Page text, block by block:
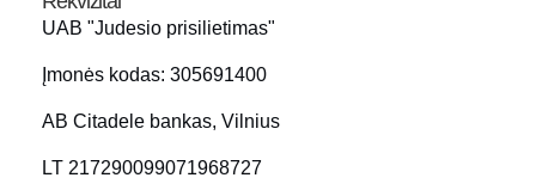
UAB "Judesio prisilietimas"
Įmonės kodas: 305691400
AB Citadele bankas, Vilnius
LT 217290099071968727